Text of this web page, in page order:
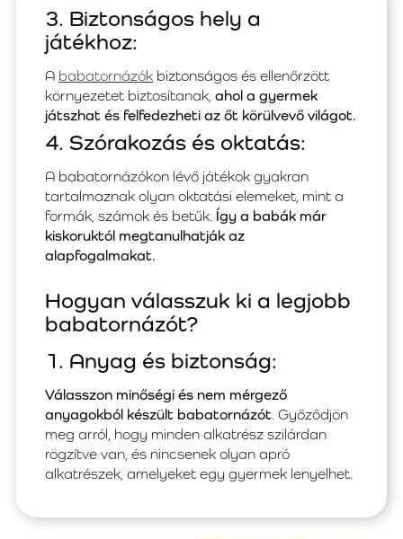
3. Biztonságos hely a
játékhoz:
A babatornázók biztonságos és ellenőrzött
környezetet biztosítanak, ahol a gyermek
játszhat és felfedezheti az őt körülvevő világot.
4. Szórakozás és oktatás:
A babatornázókon lévő játékok gyakran
tartalmaznak olyan oktatási elemeket, mint a
formák, számok és betűk. Így a babák már
kiskoruktól megtanulhatják az
alapfogalmakat.
Hogyan válasszuk ki a legjobb
babatornázót?
1. Anyag és biztonság:
Válasszon minőségi és nem mérgező
anyagokból készült babatornázót. Győződjön
meg arról, hogy minden alkatrész szilárdan
rögzítve van, és nincsenek olyan apró
alkatrészek, amelyeket egy gyermek lenyelhet.